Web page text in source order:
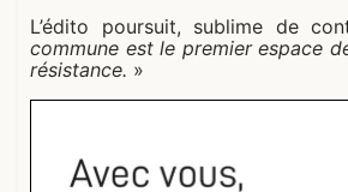
L’édito poursuit, sublime de
commune est le premier espace
résistance. »